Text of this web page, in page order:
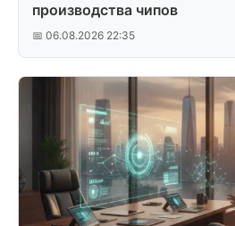
производства чипов
📅 06.08.2026 22:35